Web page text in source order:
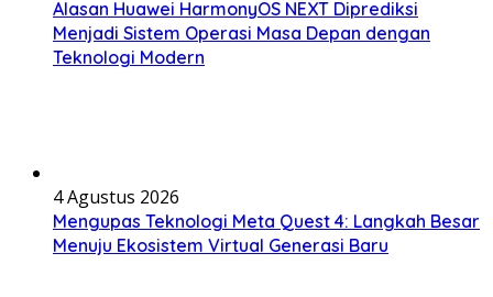
Alasan Huawei HarmonyOS NEXT Diprediksi
Menjadi Sistem Operasi Masa Depan dengan
Teknologi Modern
4 Agustus 2026
Mengupas Teknologi Meta Quest 4: Langkah Besar
Menuju Ekosistem Virtual Generasi Baru